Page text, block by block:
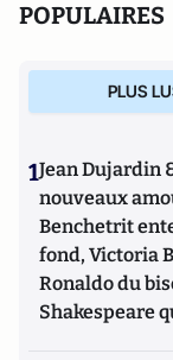
POPULAIRES
PLUS
1Jean Dujardin
nouveaux
Benchetrit
fond, Victoria
Ronaldo du
Shakespeare